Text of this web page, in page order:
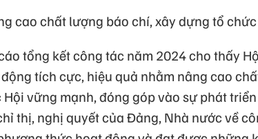
cao chất lượng báo chí, xây dựng tổ
tổng kết công tác năm 2024 cho thấy
tích cực, hiệu quả nhằm nâng cao
vững mạnh, đóng góp vào sự phát
thị, nghị quyết của Đảng, Nhà nước về